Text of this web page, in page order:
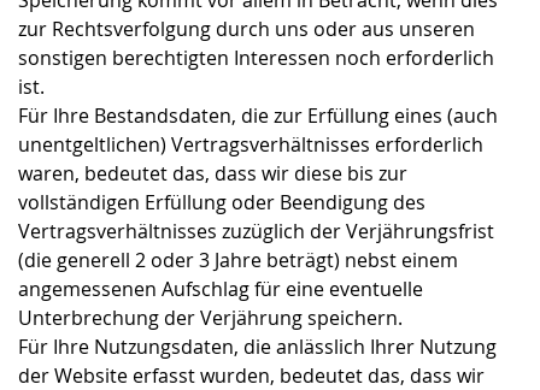
zur Rechtsverfolgung durch uns oder aus unseren
sonstigen berechtigten Interessen noch erforderlich
ist.
Für Ihre Bestandsdaten, die zur Erfüllung eines (auch
unentgeltlichen) Vertragsverhältnisses erforderlich
waren, bedeutet das, dass wir diese bis zur
vollständigen Erfüllung oder Beendigung des
Vertragsverhältnisses zuzüglich der Verjährungsfrist
(die generell 2 oder 3 Jahre beträgt) nebst einem
angemessenen Aufschlag für eine eventuelle
Unterbrechung der Verjährung speichern.
Für Ihre Nutzungsdaten, die anlässlich Ihrer Nutzung
der Website erfasst wurden, bedeutet das, dass wir